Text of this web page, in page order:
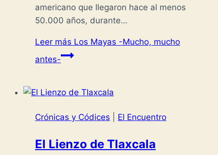
americano que llegaron hace al menos
50.000 años, durante…
Leer más Los Mayas -Mucho, mucho
antes-
Crónicas y Códices El Encuentro
El Lienzo de Tlaxcala